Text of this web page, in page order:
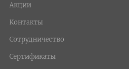
Акции
Контакты
Сотрудничество
Сертификаты